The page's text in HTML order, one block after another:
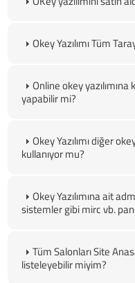
Okey Yazılımı Tüm
Online okey
yapabilir mi?
Okey Yazılımı diğer
kullanıyor mu?
Okey Yazılımına ait
sistemler gibi mirc vb.
Tüm Salonları Site
listeleyebilir miyim?